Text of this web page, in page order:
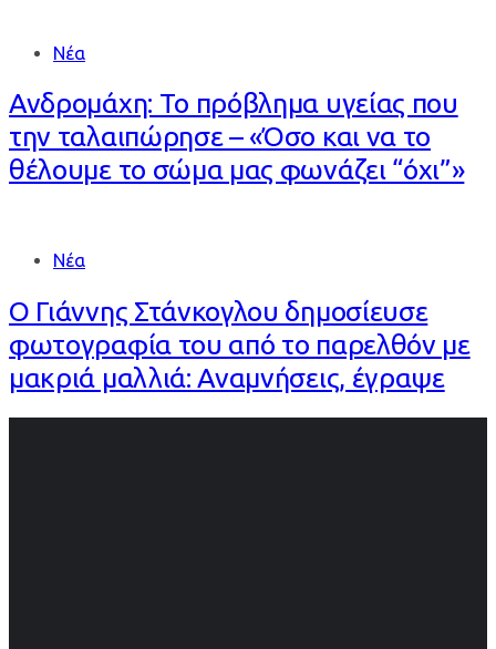
Νέα
Ανδρομάχη: Το πρόβλημα υγείας που
την ταλαιπώρησε – «Όσο και να το
θέλουμε το σώμα μας φωνάζει “όχι”»
Νέα
Ο Γιάννης Στάνκογλου δημοσίευσε
φωτογραφία του από το παρελθόν με
μακριά μαλλιά: Αναμνήσεις, έγραψε